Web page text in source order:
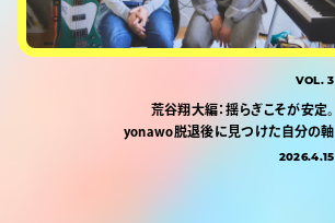
VOL. 3
荒谷翔大編：揺らぎこそが安定。
yonawo脱退後に見つけた自分の軸
2026.4.15